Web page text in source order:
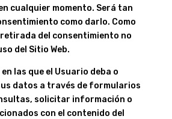
cualquier momento. Será tan
como darlo. Como
del consentimiento no
del Sitio Web.
las que el Usuario deba o
datos a través de formularios
solicitar información o
con el contenido del